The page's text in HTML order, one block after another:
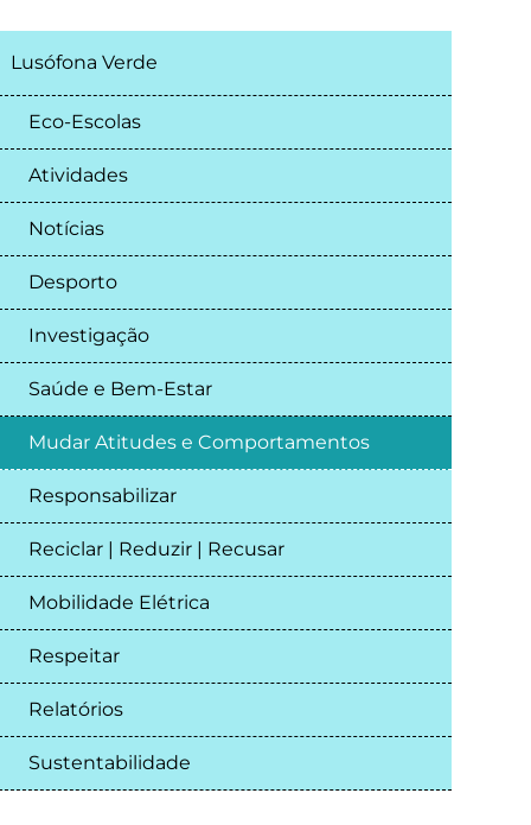
Lusófona Verde
Eco-Escolas
Atividades
Notícias
Desporto
Investigação
Saúde e Bem-Estar
Mudar Atitudes e Comportamentos
Responsabilizar
Reciclar | Reduzir | Recusar
Mobilidade Elétrica
Respeitar
Relatórios
Sustentabilidade